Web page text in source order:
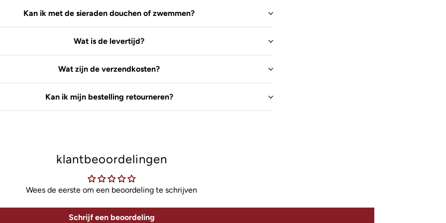
Kan ik met de sieraden douchen of zwemmen?
Wat is de levertijd?
Wat zijn de verzendkosten?
Kan ik mijn bestelling retourneren?
klantbeoordelingen
Wees de eerste om een beoordeling te schrijven
Schrijf een beoordeling